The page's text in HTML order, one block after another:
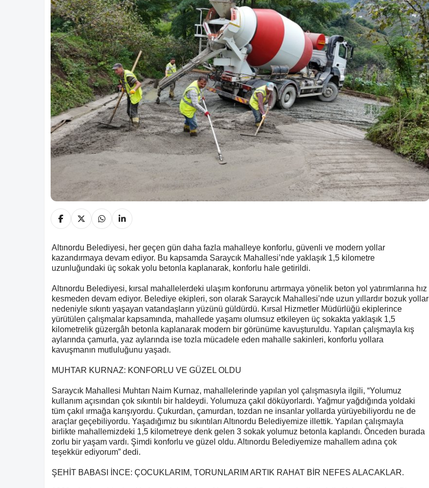
Altınordu Belediyesi, her geçen gün daha fazla mahalleye konforlu, güvenli ve modern yollar
kazandırmaya devam ediyor. Bu kapsamda Saraycık Mahallesi’nde yaklaşık 1,5 kilometre
uzunluğundaki üç sokak yolu betonla kaplanarak, konforlu hale getirildi.
Altınordu Belediyesi, kırsal mahallelerdeki ulaşım konforunu artırmaya yönelik beton yol yatırımlarına hız
kesmeden devam ediyor. Belediye ekipleri, son olarak Saraycık Mahallesi’nde uzun yıllardır bozuk yollar
nedeniyle sıkıntı yaşayan vatandaşların yüzünü güldürdü. Kırsal Hizmetler Müdürlüğü ekiplerince
yürütülen çalışmalar kapsamında, mahallede yaşamı olumsuz etkileyen üç sokakta yaklaşık 1,5
kilometrelik güzergâh betonla kaplanarak modern bir görünüme kavuşturuldu. Yapılan çalışmayla kış
aylarında çamurla, yaz aylarında ise tozla mücadele eden mahalle sakinleri, konforlu yollara
kavuşmanın mutluluğunu yaşadı.
MUHTAR KURNAZ: KONFORLU VE GÜZEL OLDU
Saraycık Mahallesi Muhtarı Naim Kurnaz, mahallelerinde yapılan yol çalışmasıyla ilgili, “Yolumuz
kullanım açısından çok sıkıntılı bir haldeydi. Yolumuza çakıl döküyorlardı. Yağmur yağdığında yoldaki
tüm çakıl ırmağa karışıyordu. Çukurdan, çamurdan, tozdan ne insanlar yollarda yürüyebiliyordu ne de
araçlar geçebiliyordu. Yaşadığımız bu sıkıntıları Altınordu Belediyemize illettik. Yapılan çalışmayla
birlikte mahallemizdeki 1,5 kilometreye denk gelen 3 sokak yolumuz betonla kaplandı. Önceden burada
zorlu bir yaşam vardı. Şimdi konforlu ve güzel oldu. Altınordu Belediyemize mahallem adına çok
teşekkür ediyorum” dedi.
ŞEHİT BABASI İNCE: ÇOCUKLARIM, TORUNLARIM ARTIK RAHAT BİR NEFES ALACAKLAR.